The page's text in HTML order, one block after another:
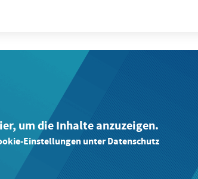
um die Inhalte anzuzeigen.
Einstellungen unter Datenschutz